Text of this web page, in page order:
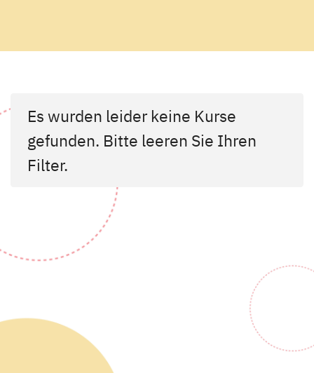
Es wurden leider keine Kurse
gefunden. Bitte leeren Sie Ihren
Filter.